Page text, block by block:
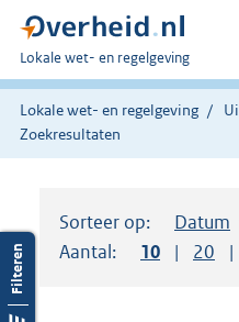
U
bent
hier:
Lokale wet- en regelgeving
Lokale wet- en regelgeving
Zoekresultaten
Sorteer op: Sorteer
Datum
Aantal:
Toon
10 Toon
20